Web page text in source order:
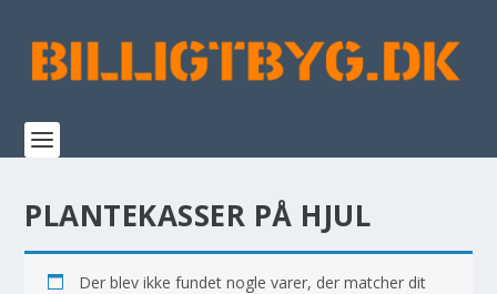
PLANTEKASSER PÅ HJUL
Der blev ikke fundet nogle varer, der matcher dit